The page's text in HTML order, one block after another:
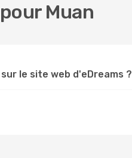
Muan
le site web d'eDreams ?